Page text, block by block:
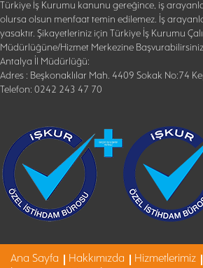
Türkiye İş Kurumu kanunu gereğince, iş
olursa olsun menfaat temin edilemez. İş
yasaktır. Şikayetleriniz için Türkiye İş Kurumu
Müdürlüğüne/Hizmet Merkezine
Antalya İl Müdürlüğü:
Adres : Beşkonaklılar Mah. 4409 Sokak No:74
Telefon: 0242 243 47 70
Ana Sayfa Hakkımızda Hizmetlerimiz